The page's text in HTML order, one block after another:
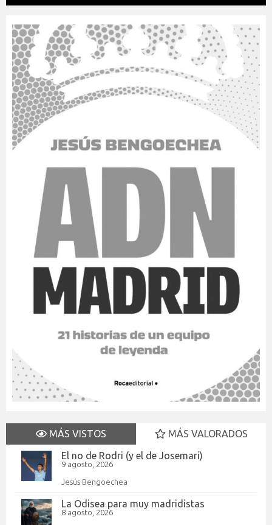
MÁS VISTOS
MÁS VALORADOS
El no de Rodri (y el de Josemari)
9 agosto, 2026
Jesús Bengoechea
La Odisea para muy madridistas
8 agosto, 2026